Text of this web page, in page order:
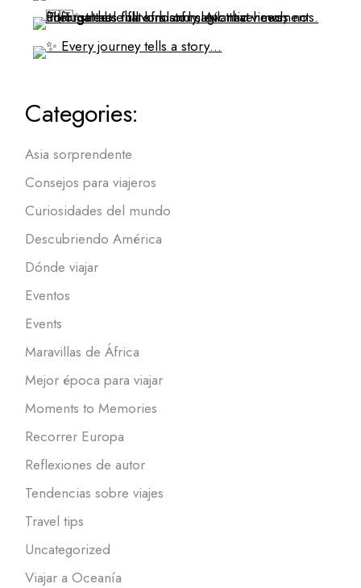
Categories:
Asia sorprendente
Consejos para viajeros
Curiosidades del mundo
Descubriendo América
Dónde viajar
Eventos
Events
Maravillas de África
Mejor época para viajar
Moments to Memories
Recorrer Europa
Reflexiones de autor
Tendencias sobre viajes
Travel tips
Uncategorized
Viajar a Oceanía